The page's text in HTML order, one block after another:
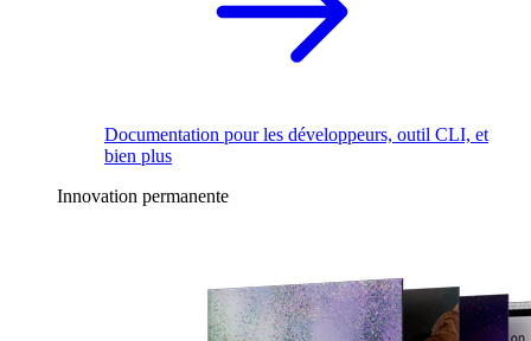
Documentation pour les développeurs, outil CLI, et
bien plus
Innovation permanente